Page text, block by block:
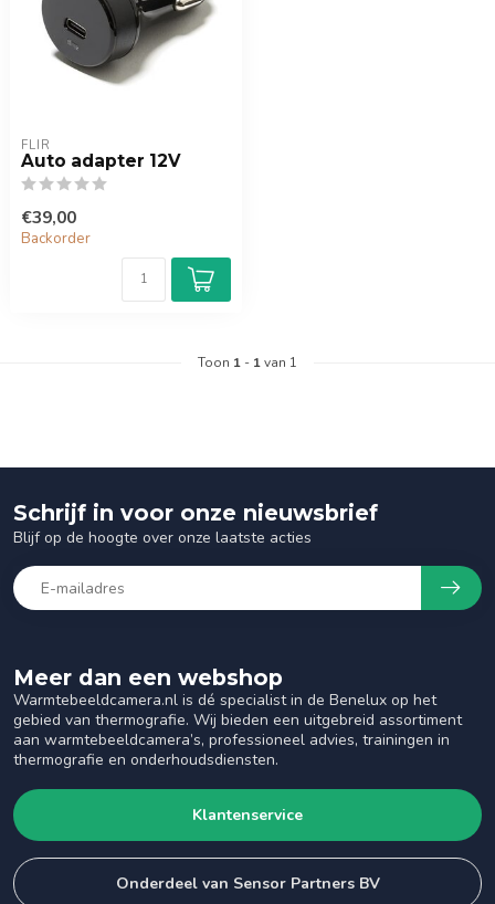
FLIR
Auto adapter 12V
€39,00
Backorder
Toon 1 - 1van 1
Meer dan een webshop
Warmtebeeldcamera.nl is dé specialist in de Benelux op het
gebied van thermografie. Wij bieden een uitgebreid assortiment
aan warmtebeeldcamera’s, professioneel advies, trainingen in
thermografie en onderhoudsdiensten.
Klantenservice
Onderdeel van Sensor Partners BV
Schrijf in voor onze nieuwsbrief
Blijf op de hoogte over onze laatste acties